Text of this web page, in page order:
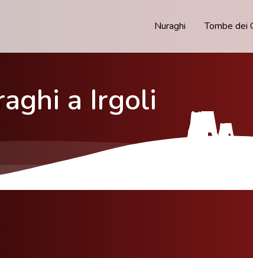
Nuraghi Tombe dei
a Irgoli